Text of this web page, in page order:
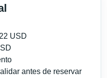
USD
antes de reservar